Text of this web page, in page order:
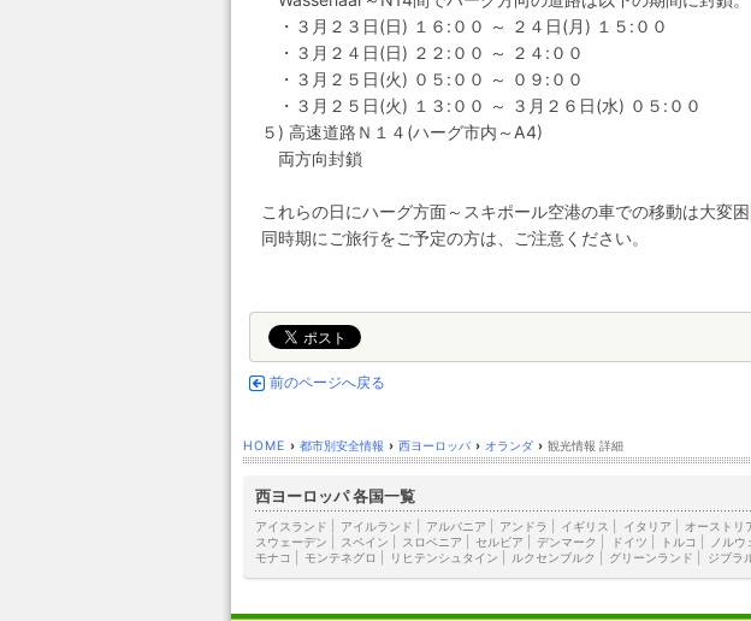
・３月２３日(日) １６:００ ～ ２４日(月) １５:００
・３月２４日(日) ２２:００ ～ ２４:００
・３月２５日(火) ０５:００ ～ ０９:００
・３月２５日(火) １３:００ ～ ３月２６日(水) ０５:００
５) 高速道路Ｎ１４(ハーグ市内～A4)
両方向封鎖
これらの日にハーグ方面～スキポール空港の車での移動は大変困
同時期にご旅行をご予定の方は、ご注意ください。
前のページへ戻る
HOME › 都市別安全情報 › 西ヨーロッパ › オランダ › 観光情報 詳細
西ヨーロッパ 各国一覧
アイスランド アイルランド アルバニア アンドラ イギリス イタリア オーストリ
スウェーデン
スペイン スロベニア セルビア デンマーク ドイツ トルコ ノルウ
モナコ
モンテネグロ リヒテンシュタイン ルクセンブルク グリーンランド ジブラ